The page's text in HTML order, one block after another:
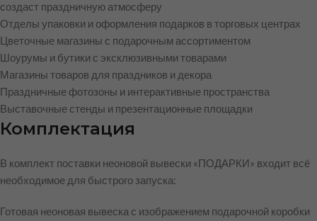
создаст праздничную атмосферу
Отделы упаковки и оформления подарков в торговых центрах
Цветочные магазины с подарочным ассортиментом
Шоурумы и бутики с эксклюзивными товарами
Магазины товаров для праздников и декора
Праздничные фотозоны и интерактивные пространства
Выставочные стенды и презентационные площадки
Комплектация
В комплект поставки неоновой вывески «ПОДАРКИ» входит всё
необходимое для быстрого запуска:
Готовая неоновая вывеска с изображением подарочной коробки